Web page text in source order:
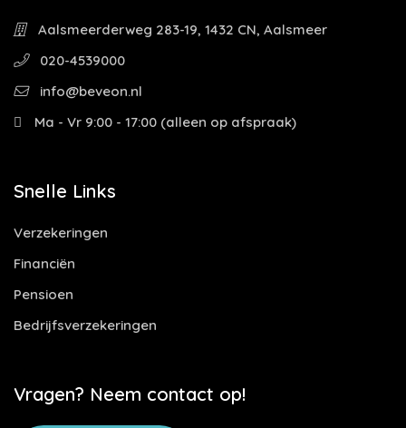
Aalsmeerderweg 283-19, 1432 CN, Aalsmeer
020-4539000
info@beveon.nl
Ma - Vr 9:00 - 17:00 (alleen op afspraak)
Snelle Links
Verzekeringen
Financiën
Pensioen
Bedrijfsverzekeringen
Vragen? Neem contact op!